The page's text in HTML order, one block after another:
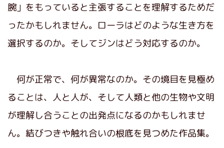
腕」をもっていると主張することを理解するためだ
ったかもしれません。ローラはどのような生き方を
選択するのか。そしてジンはどう対応するのか。
何が正常で、何が異常なのか。その境目を見極め
ることは、人と人が、そして人類と他の生物や文明
が理解し合うことの出発点になるのかもしれませ
ん。結びつきや触れ合いの根底を見つめた作品集。